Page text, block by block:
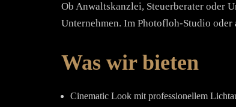
Ob Anwaltskanzlei, Steuerberater oder
Unternehmen. Im Photofloh-Studio
Was wir bieten
Cinematic Look mit professionellem